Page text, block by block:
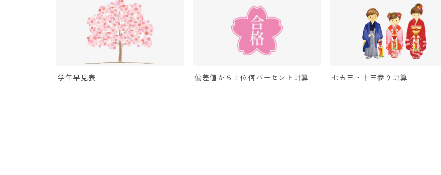
学年早見表 偏差値から上位何パーセント計算 七五三・十三参り計算